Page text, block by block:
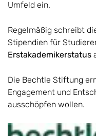
Umfeld ein.
Regelmäßig schreibt
Stipendien für
Erstakademikerstatus
Die Bechtle Stiftung
Engagement und
ausschöpfen wollen.